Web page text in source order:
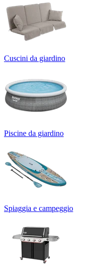
Cuscini da giardino
Piscine da giardino
Spiaggia e campeggio